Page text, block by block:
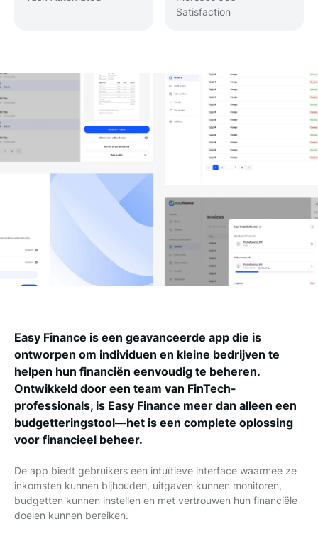
Satisfaction
Easy Finance is een geavanceerde app die is
ontworpen om individuen en kleine bedrijven te
helpen hun financiën eenvoudig te beheren.
Ontwikkeld door een team van FinTech-
professionals, is Easy Finance meer dan alleen een
budgetteringstool—het is een complete oplossing
voor financieel beheer.
De app biedt gebruikers een intuïtieve interface waarmee ze
inkomsten kunnen bijhouden, uitgaven kunnen monitoren,
budgetten kunnen instellen en met vertrouwen hun financiële
doelen kunnen bereiken.